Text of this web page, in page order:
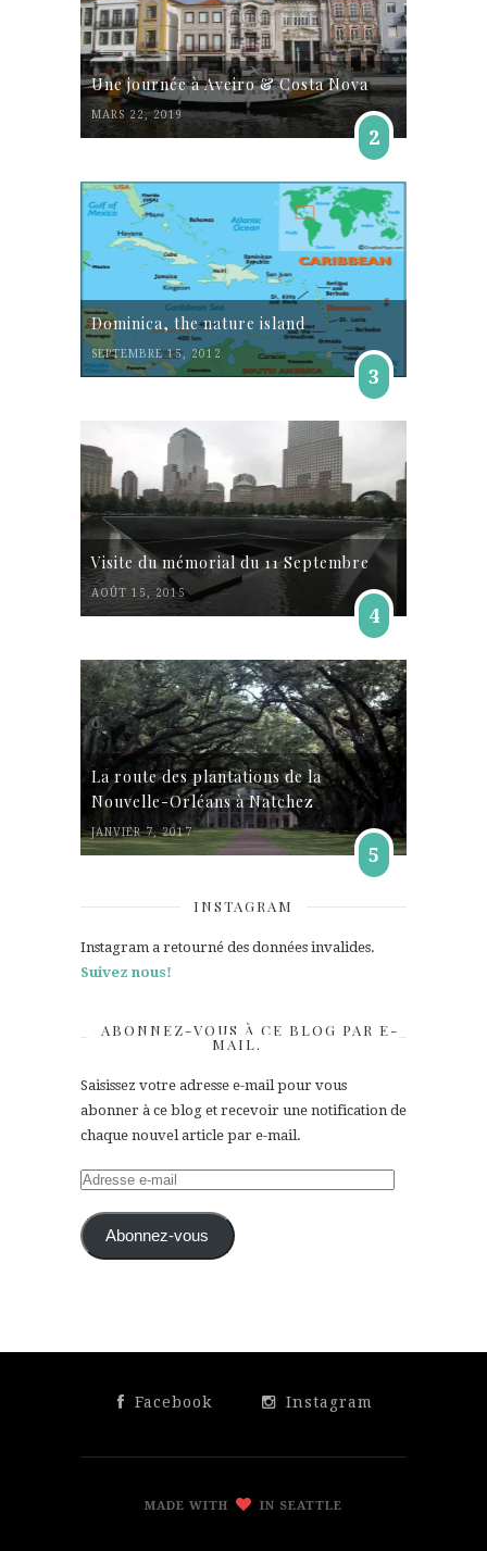
Une journée à Aveiro & Costa Nova
MARS 22, 2019
2
Dominica, the nature island
SEPTEMBRE 15, 2012
3
Visite du mémorial du 11 Septembre
AOÛT 15, 2015
4
La route des plantations de la
Nouvelle-Orléans à Natchez
JANVIER 7, 2017
5
INSTAGRAM
Instagram a retourné des données invalides.
Suivez nous!
ABONNEZ-VOUS À CE BLOG PAR E-
MAIL.
Saisissez votre adresse e-mail pour vous
abonner à ce blog et recevoir une notification de
chaque nouvel article par e-mail.
Adresse
mail Abonnez-vous
Facebook Instagram
MADE WITH IN SEATTLE